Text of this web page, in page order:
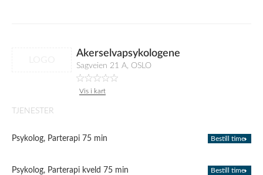
Akerselvapsykologene
Sagveien 21 A, OSLO
Vis i kart
TJENESTER
Psykolog, Parterapi 75 min Bestill time
Psykolog, Parterapi kveld 75 min Bestill time